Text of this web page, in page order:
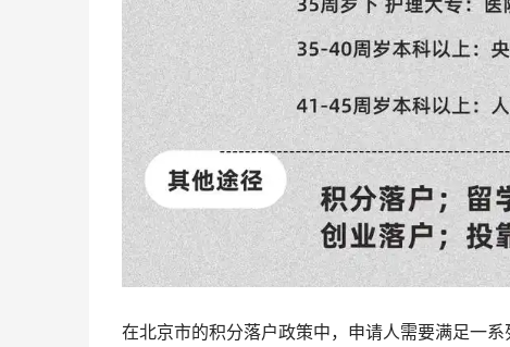
在北京市的积分落户政策中，申请人需要满足一